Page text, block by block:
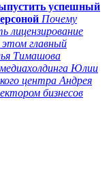
успешный
Почему
лицензирование
главный
Тимашова
Юлии
центра Андрея
бизнесов